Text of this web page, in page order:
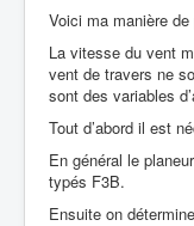
Voici ma manière
La vitesse du vent
vent de travers ne
sont des variables
Tout d’abord il est
En général le
typés F3B.
Ensuite on